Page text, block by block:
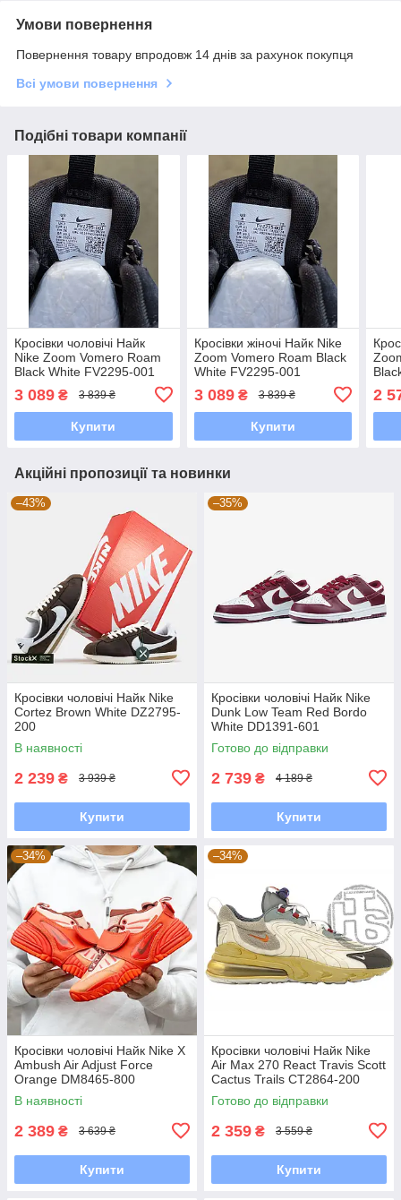
Умови повернення
Повернення товару впродовж 14 днів за рахунок покупця
Всі умови повернення
Подібні товари компанії
Кросівки чоловічі Найк
Nike Zoom Vomero Roam
Black White FV2295-001
3 089 ₴ 3 839 ₴
Купити
Кросівки жіночі Найк Nike
Zoom Vomero Roam Black
White FV2295-001
3 089₴ 3 839 ₴
Купити
2
Акційні пропозиції та новинки
–43%
Кросівки чоловічі Найк Nike
Cortez Brown White DZ2795-
200
В наявності
2 239 ₴ 3 939 ₴
Купити
–35%
Кросівки чоловічі Найк Nike
Dunk Low Team Red Bordo
White DD1391-601
Готово до відправки
2 739 ₴ 4 189 ₴
Купити
–34%
Кросівки чоловічі Найк Nike X
Ambush Air Adjust Force
Orange DM8465-800
В наявності
2 389 ₴ 3 639 ₴
Купити
–34%
Кросівки чоловічі Найк Nike
Air Max 270 React Travis Scott
Cactus Trails CT2864-200
Готово до відправки
2 359 ₴ 3 559 ₴
Купити